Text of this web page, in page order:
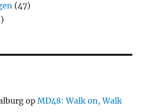
(47)
opMD48: Walk on, Walk